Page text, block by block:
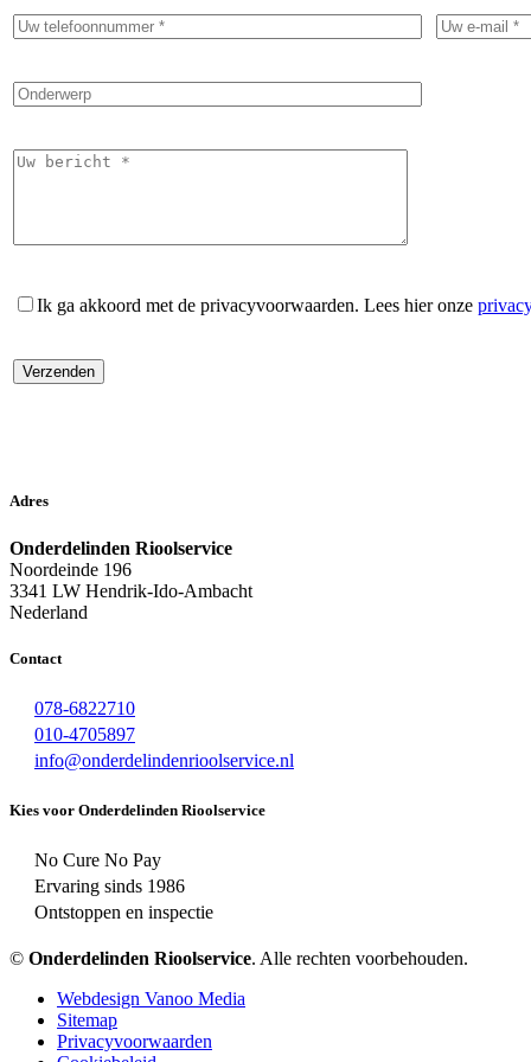
Ik ga akkoord met de privacyvoorwaarden. Lees hier onze
Adres
Onderdelinden Rioolservice
Noordeinde 196
3341 LW Hendrik-Ido-Ambacht
Nederland
Contact
078-6822710
010-4705897
info@onderdelindenrioolservice.nl
Kies voor Onderdelinden Rioolservice
No Cure No Pay
Ervaring sinds 1986
Ontstoppen en inspectie
© Onderdelinden Rioolservice. Alle rechten voorbehouden.
Webdesign Vanoo Media
Sitemap
Privacyvoorwaarden